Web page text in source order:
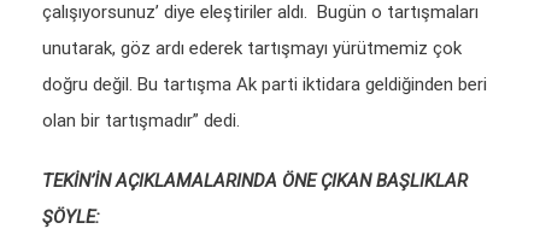
çalışıyorsunuz’ diye eleştiriler aldı. Bugün o tartışmaları
unutarak, göz ardı ederek tartışmayı yürütmemiz çok
doğru değil. Bu tartışma Ak parti iktidara geldiğinden beri
olan bir tartışmadır” dedi.
TEKİN’İN AÇIKLAMALARINDA ÖNE ÇIKAN BAŞLIKLAR
ŞÖYLE: